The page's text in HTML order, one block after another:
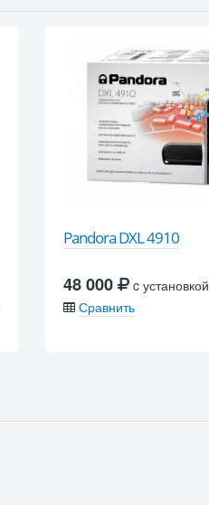
Pandora DXL 4910
48 000
c установкой
Сравнить